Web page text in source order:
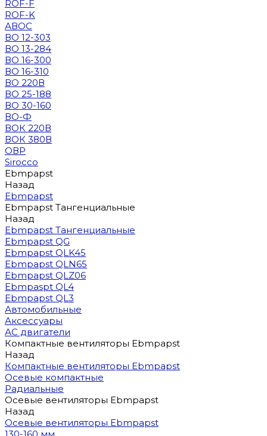
ROF-F
ROF-K
АВОС
ВО 12-303
ВО 13-284
ВО 16-300
ВО 16-310
ВО 220В
ВО 25-188
ВО 30-160
ВО-Ф
ВОК 220В
ВОК 380В
ОВР
Sirocco
Ebmpapst
Назад
Ebmpapst
Ebmpapst Тангенциальные
Назад
Ebmpapst Тангенциальные
Ebmpapst QG
Ebmpapst QLK45
Ebmpapst QLN65
Ebmpapst QLZ06
Ebmpaspt QL4
Ebmpapst QL3
Автомобильные
Аксессуары
АС двигатели
Компактные вентиляторы Ebmpapst
Назад
Компактные вентиляторы Ebmpapst
Осевые компактные
Радиальные
Осевые вентиляторы Ebmpapst
Назад
Осевые вентиляторы Ebmpapst